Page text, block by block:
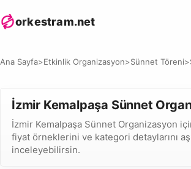
orkestram.net
Ana Sayfa>Etkinlik Organizasyon>Sünnet Töreni>
İzmir Kemalpaşa Sünnet
İzmir Kemalpaşa Sünnet Organizasyon
fiyat örneklerini ve kategori detaylarını
inceleyebilirsin.